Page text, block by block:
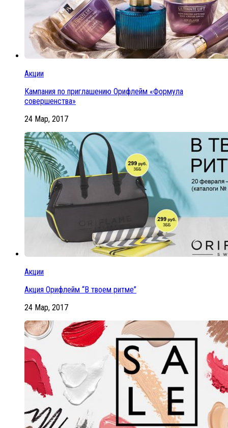
Акции
Кампания по приглашению Орифлейм «Формула
совершенства»
24 Мар, 2017
Акции
Акция Орифлейм “В твоем ритме”
24 Мар, 2017